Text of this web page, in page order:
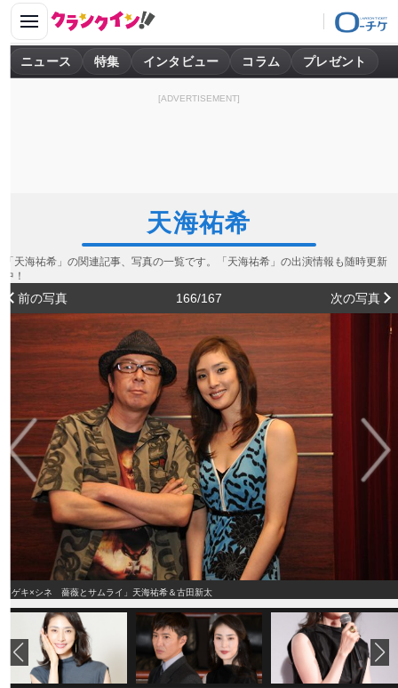
ニュース 特集 インタビュー コラム プレゼント
[ADVERTISEMENT]
天海祐希
「天海祐希」の関連記事、写真の一覧です。「天海祐希」の出演情報も随時更新
中！
前の写真 166/167 次の写真
「ゲキ×シネ 薔薇とサムライ」天海祐希＆古田新太